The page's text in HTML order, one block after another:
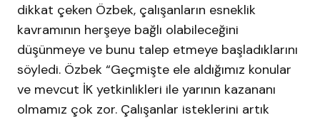
dikkat çeken Özbek, çalışanların esneklik
kavramının herşeye bağlı olabileceğini
düşünmeye ve bunu talep etmeye başladıklarını
söyledi. Özbek “Geçmişte ele aldığımız konular
ve mevcut İK yetkinlikleri ile yarının kazananı
olmamız çok zor. Çalışanlar isteklerini artık